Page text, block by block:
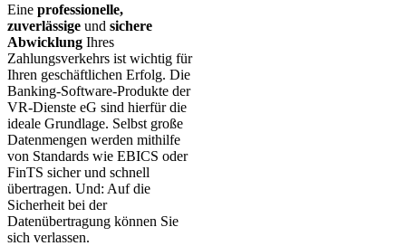
Eine professionelle,
zuverlässige und sichere
Abwicklung Ihres
Zahlungsverkehrs ist wichtig für
Ihren geschäftlichen Erfolg. Die
Banking-Software-Produkte der
VR-Dienste eG sind hierfür die
ideale Grundlage. Selbst große
Datenmengen werden mithilfe
von Standards wie EBICS oder
FinTS sicher und schnell
übertragen. Und: Auf die
Sicherheit bei der
Datenübertragung können Sie
sich verlassen.